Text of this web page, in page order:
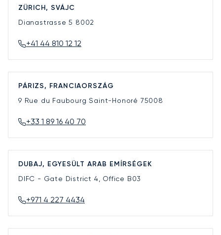
ZÜRICH, SVÁJC
Dianastrasse 5 8002
+41 44 810 12 12
PÁRIZS, FRANCIAORSZÁG
9 Rue du Faubourg Saint-Honoré 75008
+33 1 89 16 40 70
DUBAJ, EGYESÜLT ARAB EMÍRSÉGEK
DIFC - Gate District 4, Office B03
+971 4 227 4434